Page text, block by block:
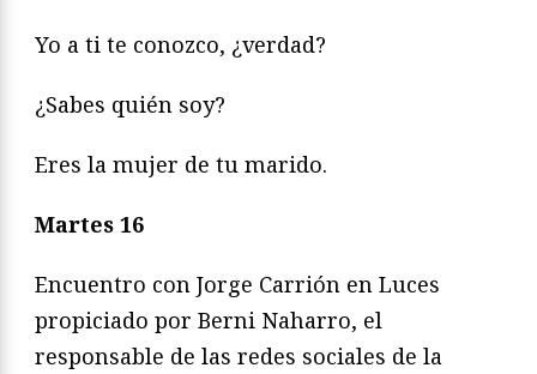
Yo a ti te conozco, ¿verdad?
¿Sabes quién soy?
Eres la mujer de tu marido.
Martes 16
Encuentro con Jorge Carrión en Luces
propiciado por Berni Naharro, el
responsable de las redes sociales de la